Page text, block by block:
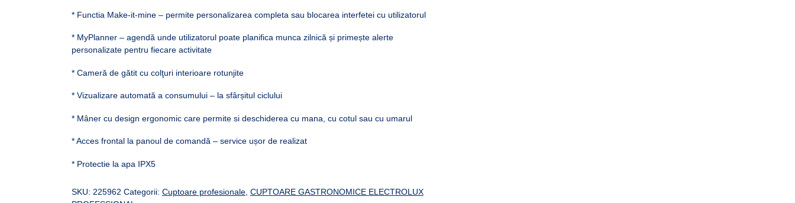
* Functia Make-it-mine – permite personalizarea completa sau blocarea interfetei cu utilizatorul
* MyPlanner – agendă unde utilizatorul poate planifica munca zilnică și primește alerte
personalizate pentru fiecare activitate
* Cameră de gătit cu colţuri interioare rotunjite
* Vizualizare automată a consumului – la sfârșitul ciclului
* Mâner cu design ergonomic care permite si deschiderea cu mana, cu cotul sau cu umarul
* Acces frontal la panoul de comandă – service ușor de realizat
* Protectie la apa IPX5
SKU: 225962 Categorii: Cuptoare profesionale, CUPTOARE GASTRONOMICE ELECTROLUX